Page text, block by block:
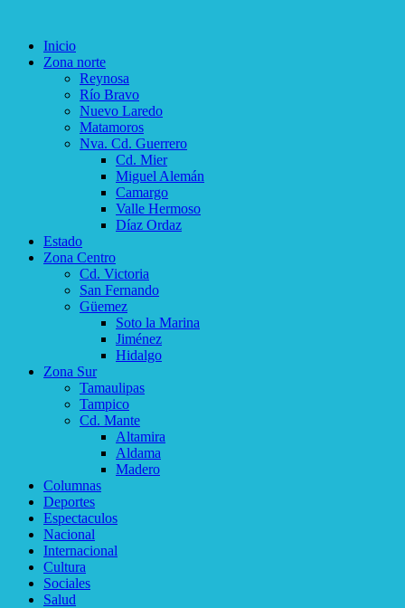
Inicio
Zona norte
Reynosa
Río Bravo
Nuevo Laredo
Matamoros
Nva. Cd. Guerrero
Cd. Mier
Miguel Alemán
Camargo
Valle Hermoso
Díaz Ordaz
Estado
Zona Centro
Cd. Victoria
San Fernando
Güemez
Soto la Marina
Jiménez
Hidalgo
Zona Sur
Tamaulipas
Tampico
Cd. Mante
Altamira
Aldama
Madero
Columnas
Deportes
Espectaculos
Nacional
Internacional
Cultura
Sociales
Salud